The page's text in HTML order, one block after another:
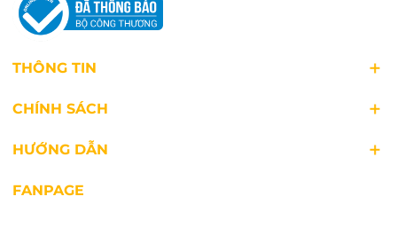
THÔNG TIN
CHÍNH SÁCH
HƯỚNG DẪN
FANPAGE